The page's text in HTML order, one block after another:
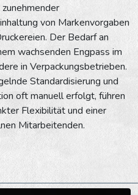
von Markenvorgaben
Der Bedarf an
wachsenden Engpass im
in Verpackungsbetrieben.
Standardisierung und
oft manuell erfolgt, führen
Flexibilität und einer
Mitarbeitenden.